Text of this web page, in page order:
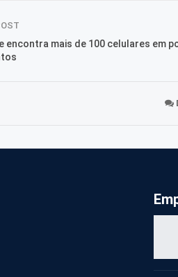
encontra mais de 100 celulares em